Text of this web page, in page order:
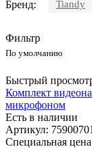
Бренд: Tiandy
Фильтр
По умолчанию
Быстрый
Комплект
микрофоном
Есть в наличии
Артикул:
Специальная цена